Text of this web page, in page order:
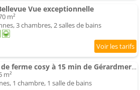
Vue exceptionnelle
m²
3 chambres, 2 salles de bains
Annexe de ferme cosy à 15 min de Gérardmer,Ventron et La Bresse
m²
1 chambre, 1 salle de bains